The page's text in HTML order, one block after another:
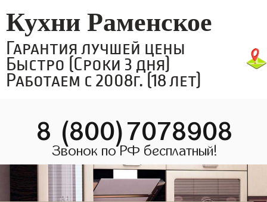
Кухни Раменское
Гарантия лучшей цены
Быстро (Сроки 3 дня)
Работаем с 2008г. (18 лет)
8 (800)7078908
Звонок по РФ бесплатный!